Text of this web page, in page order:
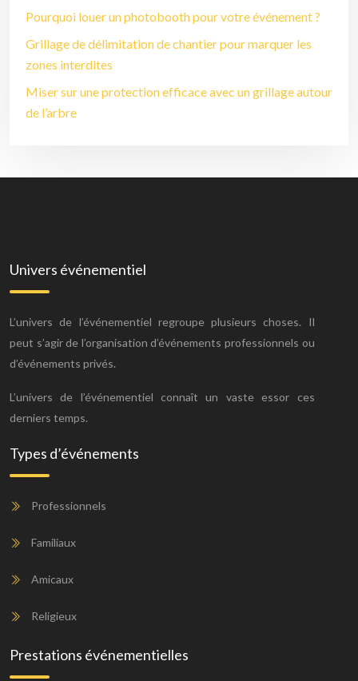
Pourquoi louer un photobooth pour votre événement ?
Grillage de délimitation de chantier pour marquer les
zones interdites
Miser sur une protection efficace avec un grillage autour
de l’arbre
Univers événementiel
L’univers de l’événementiel regroupe plusieurs choses. Il
peut s’agir de l’organisation d’événements professionnels ou
d’événements privés.
L’univers de l’événementiel connaît un vaste essor ces
derniers temps.
Types d’événements
Professionnels
Familiaux
Amicaux
Religieux
Prestations événementielles